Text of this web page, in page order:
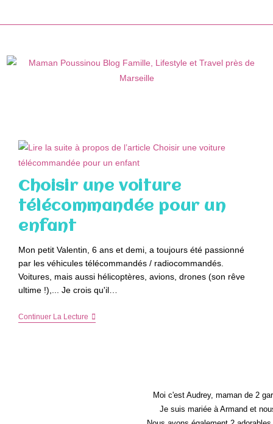
Choisir une voiture
télécommandée pour un
enfant
Mon petit Valentin, 6 ans et demi, a toujours été passionné
par les véhicules télécommandés / radiocommandés.
Voitures, mais aussi hélicoptères, avions, drones (son rêve
ultime !),... Je crois qu'il…
Continuer La LectureChoisir
Moi c'est Audrey, maman de 2
Je suis mariée à Armand et